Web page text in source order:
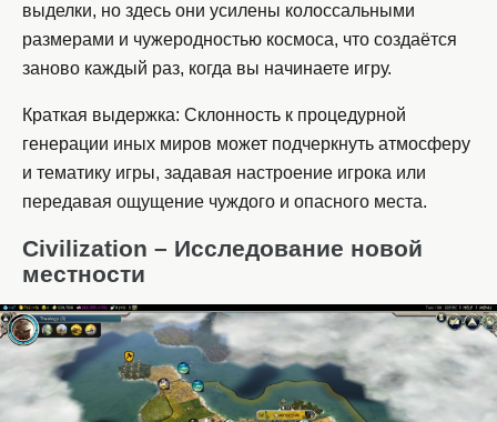
выделки, но здесь они усилены колоссальными
размерами и чужеродностью космоса, что создаётся
заново каждый раз, когда вы начинаете игру.
Краткая выдержка: Склонность к процедурной
генерации иных миров может подчеркнуть атмосферу
и тематику игры, задавая настроение игрока или
передавая ощущение чуждого и опасного места.
Civilization – Исследование новой
местности